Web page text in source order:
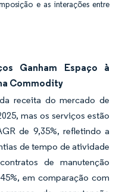
e as interações entre
Ganham Espaço à
Commodity
receita do mercado de
mas os serviços estão
de 9,35%, refletindo a
de tempo de atividade
de manutenção
em comparação com